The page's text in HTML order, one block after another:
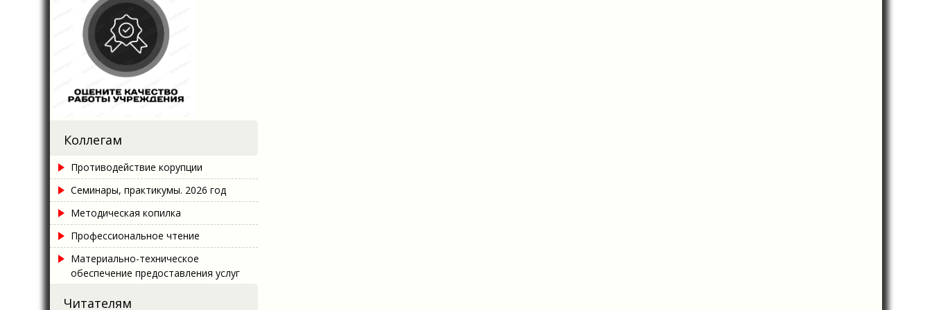
Коллегам
Противодействие корупции
Семинары, практикумы. 2026 год
Методическая копилка
Профессиональное чтение
Материально-техническое
обеспечение предоставления услуг
Читателям